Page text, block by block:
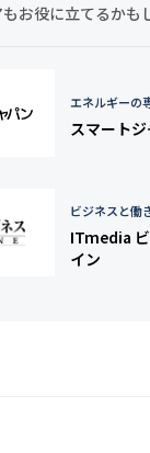
お役に立てるかも
エネルギーの
スマート
ビジネスと働
ITmedia
イン